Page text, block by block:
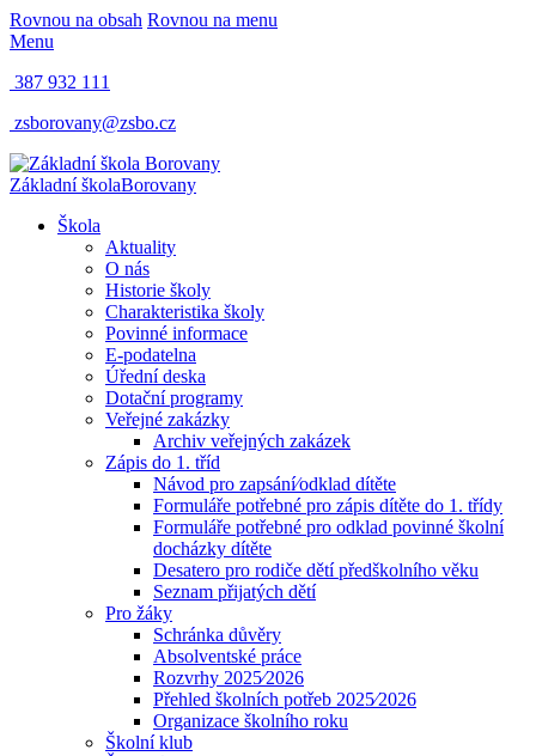
Rovnou na obsah Rovnou na menu
Menu
387 932 111
zsborovany@zsbo.cz
Základní školaBorovany
Škola
Aktuality
O nás
Historie školy
Charakteristika školy
Povinné informace
E-podatelna
Úřední deska
Dotační programy
Veřejné zakázky
Archiv veřejných zakázek
Zápis do 1. tříd
Návod pro zapsání⁄odklad dítěte
Formuláře potřebné pro zápis dítěte do 1. třídy
Formuláře potřebné pro odklad povinné školní
docházky dítěte
Desatero pro rodiče dětí předškolního věku
Seznam přijatých dětí
Pro žáky
Schránka důvěry
Absolventské práce
Rozvrhy 2025⁄2026
Přehled školních potřeb 2025⁄2026
Organizace školního roku
Školní klub